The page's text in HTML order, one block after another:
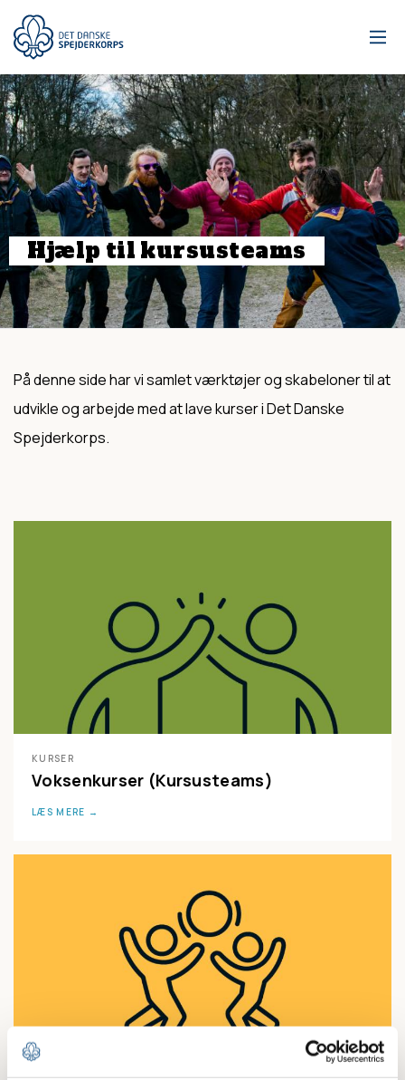
hovedindhold
Hjælp til kursusteams
På denne side har vi samlet værktøjer og skabeloner til at
udvikle og arbejde med at lave kurser i Det Danske
Spejderkorps.
KURSER
Voksenkurser (Kursusteams)
LÆS MERE